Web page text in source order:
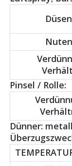
Pinsel / Rolle:
Dünner: